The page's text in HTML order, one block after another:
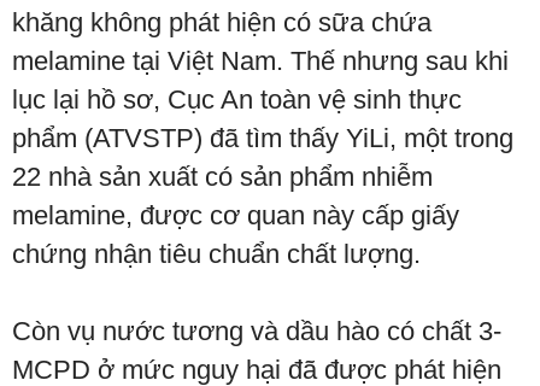
khăng không phát hiện có sữa chứa
melamine tại Việt Nam. Thế nhưng sau khi
lục lại hồ sơ, Cục An toàn vệ sinh thực
phẩm (ATVSTP) đã tìm thấy YiLi, một trong
22 nhà sản xuất có sản phẩm nhiễm
melamine, được cơ quan này cấp giấy
chứng nhận tiêu chuẩn chất lượng.
Còn vụ nước tương và dầu hào có chất 3-
MCPD ở mức nguy hại đã được phát hiện